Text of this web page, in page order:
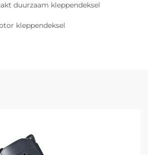
duurzaam kleppendeksel
kleppendeksel